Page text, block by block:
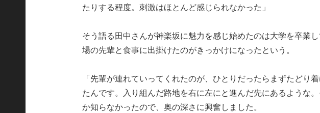
たりする程度。刺激はほとんど感じられなかった」
そう語る田中さんが神楽坂に魅力を感じ始めたのは大学を卒業
場の先輩と食事に出掛けたのがきっかけになったという。
「先輩が連れていってくれたのが、ひとりだったらまずたどり
たんです。入り組んだ路地を右に左にと進んだ先にあるような
か知らなかったので、奥の深さに興奮しました。